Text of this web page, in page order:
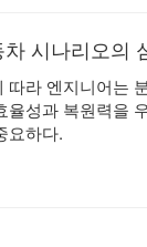
시나리오의
따라 엔지니어는
율성과 복원력을
요하다.